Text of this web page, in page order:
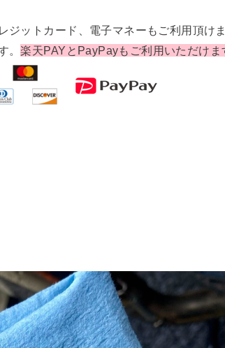
ジットカード、電子マネーもご利用頂け
。楽天PAYとPayPayもご利用いただけま